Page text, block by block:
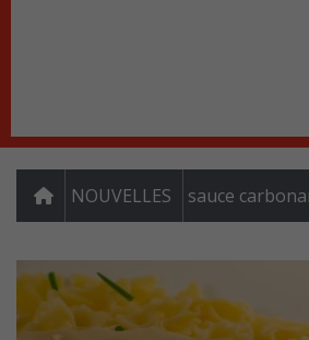
NOUVELLES sauce